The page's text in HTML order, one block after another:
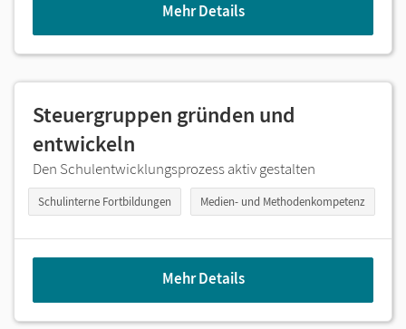
Mehr Details
Steuergruppen gründen und
entwickeln
Den Schulentwicklungsprozess aktiv gestalten
Schulinterne Fortbildungen Medien- und Methodenkompetenz
Mehr Details